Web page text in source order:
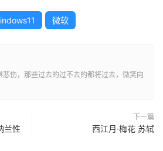
微软
悲伤，那些过去的过不去的都将过去，微笑向
兰性
下一篇
西江月·梅花 苏轼